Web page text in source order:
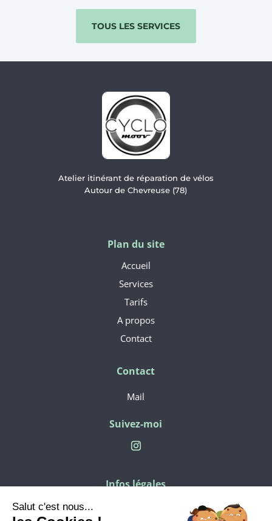
TOUS LES SERVICES
Atelier itinérant de réparation de vélos
Autour de Chevreuse (78)
Plan du site
Accueil
Services
Tarifs
A propos
Contact
Contact
Mail
Suivez-moi
Infos légales
Politique de confidentialité
Salut c'est nous...